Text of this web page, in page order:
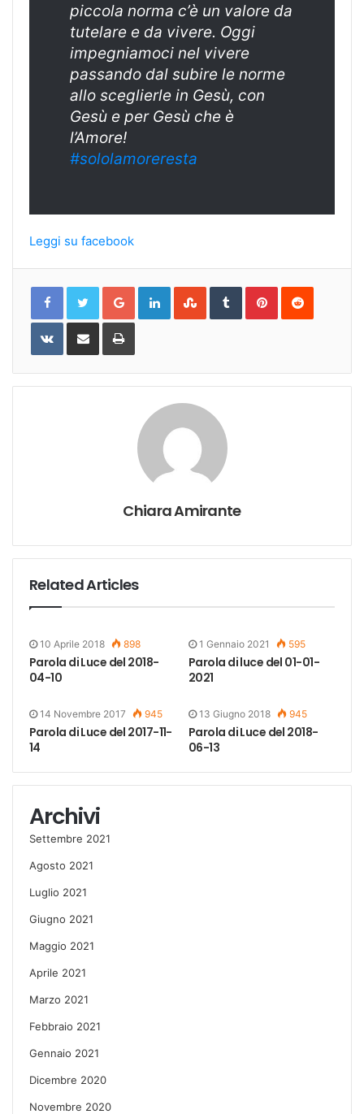
piccola norma c’è un valore da
tutelare e da vivere. Oggi
impegniamoci nel vivere
passando dal subire le norme
allo sceglierle in Gesù, con
Gesù e per Gesù che è
l’Amore!
#sololamoreresta
Leggi su facebook
Google+LinkedInStumbleUpon
TumblrPinterestReddit
VKontakteShare
Email
Print
Chiara Amirante
Related Articles
10 Aprile 2018 898
Parola di Luce del 2018-
04-10
1 Gennaio 2021 595
Parola di luce del 01-01-
2021
14 Novembre 2017 945
Parola di Luce del 2017-11-
14
13 Giugno 2018 945
Parola di Luce del 2018-
06-13
Archivi
Settembre 2021
Agosto 2021
Luglio 2021
Giugno 2021
Maggio 2021
Aprile 2021
Marzo 2021
Febbraio 2021
Gennaio 2021
Dicembre 2020
Novembre 2020